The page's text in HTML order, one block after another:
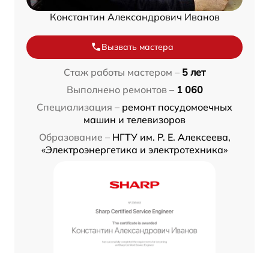
Константин Александрович Иванов
Вызвать мастера
Стаж работы мастером – 5 лет
Выполнено ремонтов – 1 060
Специализация – ремонт посудомоечных
машин и телевизоров
Образование – НГТУ им. Р. Е. Алексеева,
«Электроэнергетика и электротехника»